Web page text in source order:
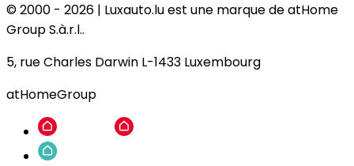
© 2000 - 2026 | Luxauto.lu est une marque de atHome
Group S.à.r.l..
5, rue Charles Darwin L-1433 Luxembourg
atHomeGroup